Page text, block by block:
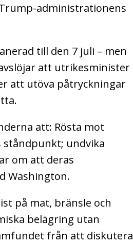
administrationens
till den 7 juli – men
att utrikesminister
att utöva påtryckningar
att: Rösta mot
ståndpunkt; undvika
om att deras
Washington.
på mat, bränsle och
belägring utan
från att diskutera